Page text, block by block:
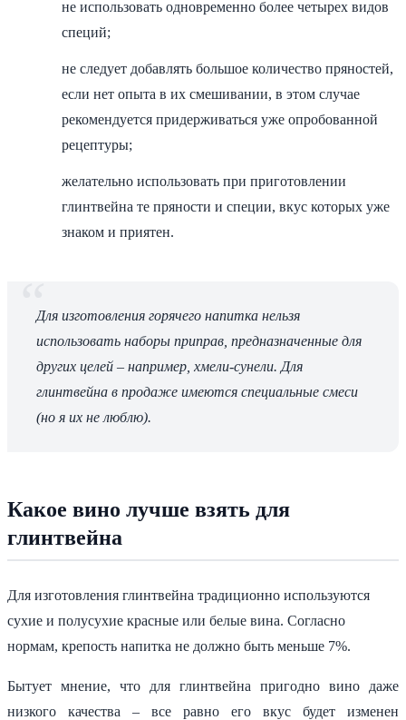
не использовать одновременно более четырех видов
специй;
не следует добавлять большое количество пряностей,
если нет опыта в их смешивании, в этом случае
рекомендуется придерживаться уже опробованной
рецептуры;
желательно использовать при приготовлении
глинтвейна те пряности и специи, вкус которых уже
знаком и приятен.
Для изготовления горячего напитка нельзя
использовать наборы приправ, предназначенные для
других целей – например, хмели-сунели. Для
глинтвейна в продаже имеются специальные смеси
(но я их не люблю).
Какое вино лучше взять для
глинтвейна
Для изготовления глинтвейна традиционно используются
сухие и полусухие красные или белые вина. Согласно
нормам, крепость напитка не должно быть меньше 7%.
Бытует мнение, что для глинтвейна пригодно вино даже
низкого качества – все равно его вкус будет изменен